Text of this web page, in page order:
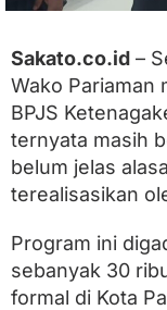
a
a
k
a
K
o
P
a
r
Sakato.co.id –
Wako Pariaman
BPJS
ternyata masih
belum jelas
terealisasikan
Program ini
sebanyak 30
formal di Kota